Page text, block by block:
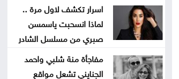
اسرار تكشف لاول مرة ..
لماذا انسحبت ياسمسن
صبري من مسلسل الشادر
مفاجأة منة شلبي واحمد
الجنايني تشعل مواقع